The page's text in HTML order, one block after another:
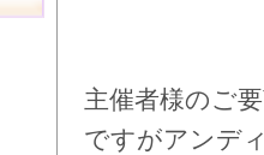
主催者様のご
ですがアンデ